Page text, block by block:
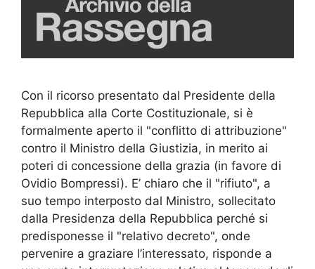
Con il ricorso presentato dal Presidente della
Repubblica alla Corte Costituzionale, si è
formalmente aperto il "conflitto di attribuzione"
contro il Ministro della Giustizia, in merito ai
poteri di concessione della grazia (in favore di
Ovidio Bompressi). E’ chiaro che il "rifiuto", a
suo tempo interposto dal Ministro, sollecitato
dalla Presidenza della Repubblica perché si
predisponesse il "relativo decreto", onde
pervenire a graziare l’interessato, risponde a